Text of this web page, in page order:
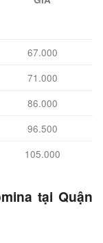
67.000
71.000
86.000
96.500
105.000
tại Quận